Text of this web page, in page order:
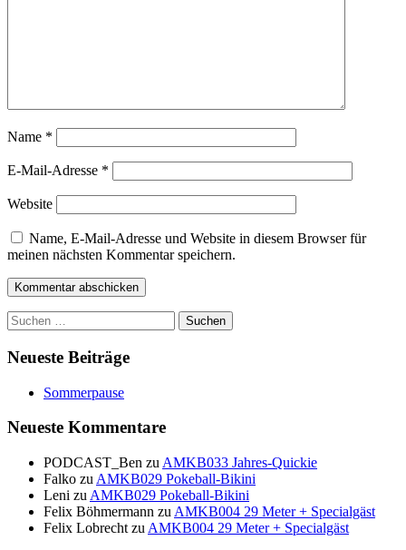
Name *
E-Mail-Adresse *
Website
Name, E-Mail-Adresse und Website in diesem Browser für
meinen nächsten Kommentar speichern.
Suchen
nach:
Neueste Beiträge
Sommerpause
Neueste Kommentare
PODCAST_Ben zu AMKB033 Jahres-Quickie
Falko zu AMKB029 Pokeball-Bikini
Leni zu AMKB029 Pokeball-Bikini
Felix Böhmermann zu AMKB004 29 Meter + Specialgäst
Felix Lobrecht zu AMKB004 29 Meter + Specialgäst